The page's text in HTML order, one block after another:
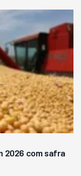
2026 com safra